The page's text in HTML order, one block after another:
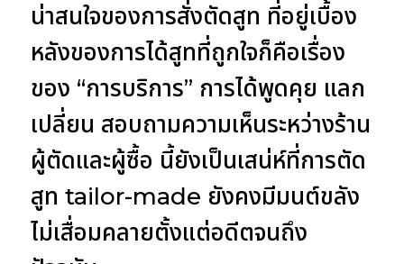
น่าสนใจของการสั่งตัดสูท ที่อยู่เบื้อง
หลังของการได้สูทที่ถูกใจก็คือเรื่อง
ของ “การบริการ” การได้พูดคุย แลก
เปลี่ยน สอบถามความเห็นระหว่างร้าน
ผู้ตัดและผู้ซื้อ นี้ยังเป็นเสน่ห์ที่การตัด
สูท tailor-made ยังคงมีมนต์ขลัง
ไม่เสื่อมคลายตั้งแต่อดีตจนถึง